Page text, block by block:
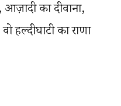
का दीवाना,
हल्दीघाटी का राणा